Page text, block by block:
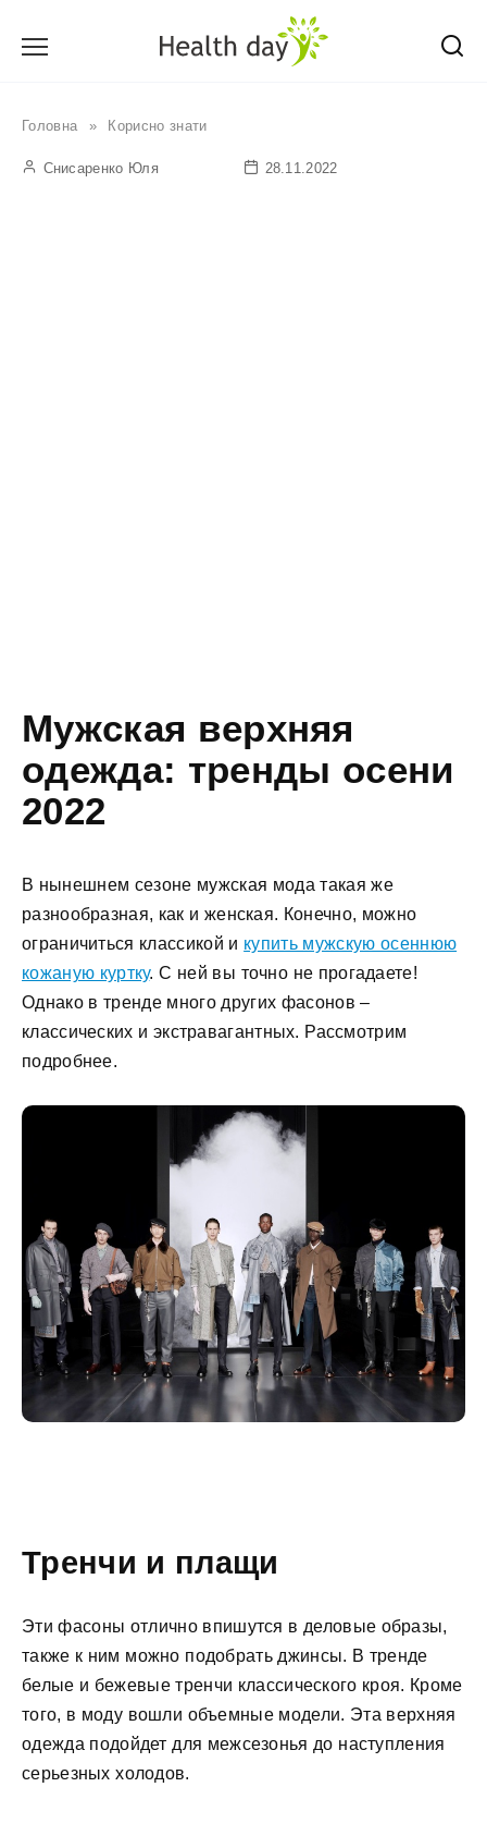
Головна » Корисно знати
Снисаренко Юля 28.11.2022
Мужская верхняя
одежда: тренды осени
2022
В нынешнем сезоне мужская мода такая же
разнообразная, как и женская. Конечно, можно
ограничиться классикой и купить мужскую осеннюю
кожаную куртку. С ней вы точно не прогадаете!
Однако в тренде много других фасонов –
классических и экстравагантных. Рассмотрим
подробнее.
Тренчи и плащи
Эти фасоны отлично впишутся в деловые образы,
также к ним можно подобрать джинсы. В тренде
белые и бежевые тренчи классического кроя. Кроме
того, в моду вошли объемные модели. Эта верхняя
одежда подойдет для межсезонья до наступления
серьезных холодов.